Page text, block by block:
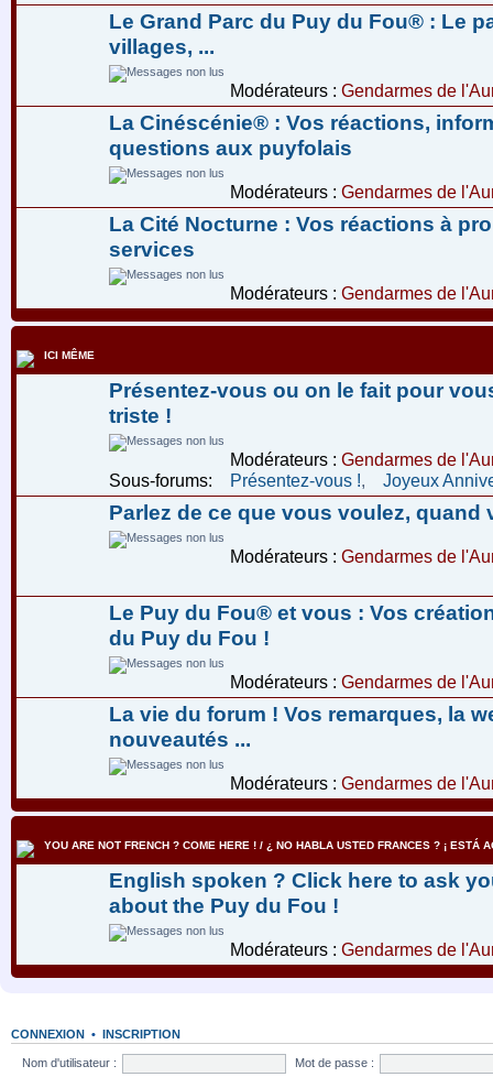
Le Grand Parc du Puy du Fou® : Le
villages, ...
Modérateurs : Gendarmes de
La Cinéscénie® : Vos réactions,
questions aux puyfolais
Modérateurs : Gendarmes de
La Cité Nocturne : Vos réactions à
services
Modérateurs : Gendarmes de
ICI MÊME
Présentez-vous ou on le fait pour
triste !
Modérateurs : Gendarmes de
Sous-forums:
Présentez-vous ! Joyeux
Parlez de ce que vous voulez, quand
Modérateurs : Gendarmes de
Le Puy du Fou® et vous : Vos
du Puy du Fou !
Modérateurs : Gendarmes de
La vie du forum ! Vos remarques, la
nouveautés ...
Modérateurs : Gendarmes de
YOU ARE NOT FRENCH ? COME HERE ! / ¿ NO HABLA USTED FRANCES ? ¡ ESTÁ
English spoken ? Click here to ask
about the Puy du Fou !
Modérateurs : Gendarmes de
CONNEXION • INSCRIPTION
Nom d'utilisateur : Mot de passe :